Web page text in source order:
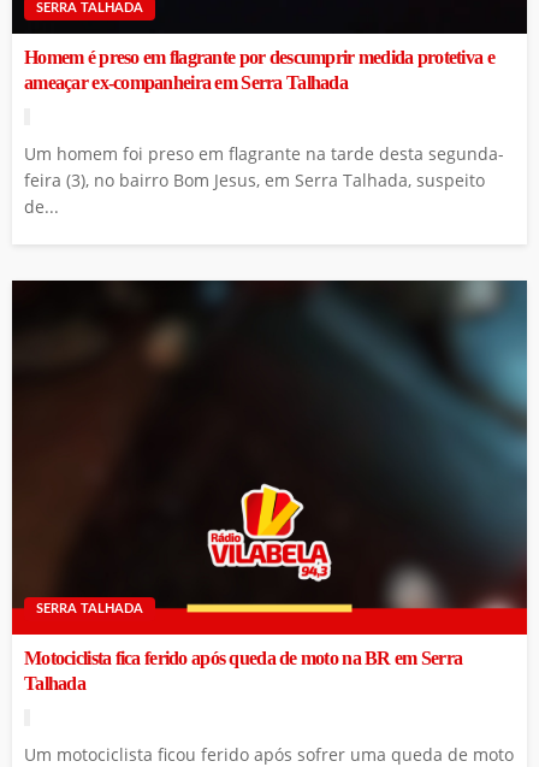
SERRA TALHADA
Homem é preso em flagrante por descumprir medida protetiva e
ameaçar ex-companheira em Serra Talhada
Um homem foi preso em flagrante na tarde desta segunda-
feira (3), no bairro Bom Jesus, em Serra Talhada, suspeito
de...
SERRA TALHADA
Motociclista fica ferido após queda de moto na BR em Serra
Talhada
Um motociclista ficou ferido após sofrer uma queda de moto